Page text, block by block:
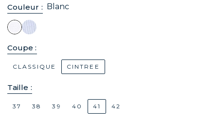
Couleur : Blanc
Coupe :
CLASSIQUE CINTREE
Taille :
37 38 39 40 41 42